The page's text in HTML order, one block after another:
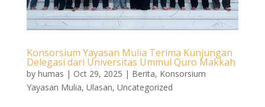
Konsorsium Yayasan Mulia Terima Kunjungan
Delegasi dari Universitas Ummul Quro Makkah
by humas | Oct 29, 2025 | Berita, Konsorsium
Yayasan Mulia, Ulasan, Uncategorized